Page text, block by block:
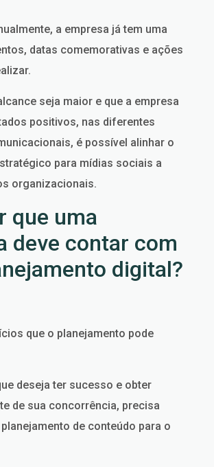
a empresa já tem uma
datas comemorativas e ações
seja maior e que a empresa
positivos, nas diferentes
é possível alinhar o
para mídias sociais a
organizacionais.
que uma
deve contar com
digital?
que o planejamento pode
deseja ter sucesso e obter
de sua concorrência, precisa
de conteúdo para o